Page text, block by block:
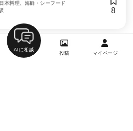
本料理、海鮮・シーフード
8
AIに相談
投稿 マイページ